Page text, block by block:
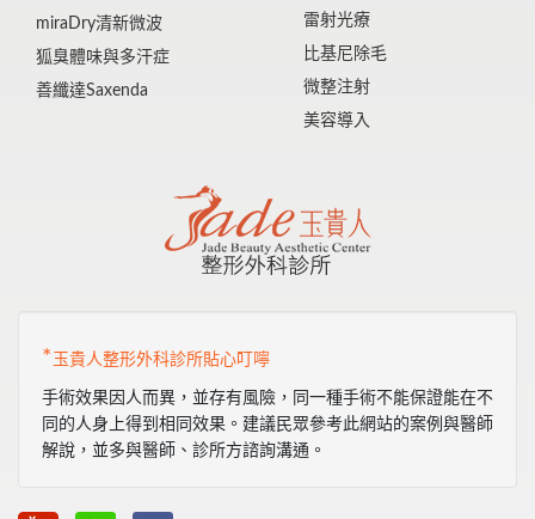
miraDry清新微波
狐臭體味與多汗症
善纖達Saxenda
雷射光療
比基尼除毛
微整注射
美容導入
* 玉貴人整形外科診所貼心叮嚀
手術效果因人而異，並存有風險，同一種手術不能保證能在不
同的人身上得到相同效果。建議民眾參考此網站的案例與醫師
解說，並多與醫師、診所方諮詢溝通。